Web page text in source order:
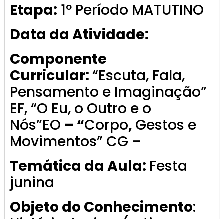
Etapa: 1º Período MATUTINO
Data da Atividade:
Componente
Curricular:“Escuta, Fala,
Pensamento e Imaginação”
EF, “O Eu, o Outro e o
Nós”EO – “Corpo, Gestos e
Movimentos” CG –
Temática da Aula: Festa
junina
Objeto do Conhecimento: